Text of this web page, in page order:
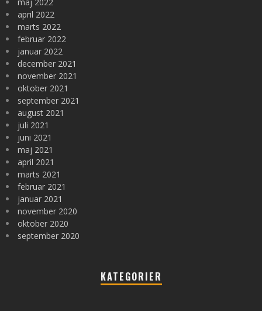
april 2022
marts 2022
februar 2022
januar 2022
december 2021
november 2021
oktober 2021
september 2021
august 2021
juli 2021
juni 2021
maj 2021
april 2021
marts 2021
februar 2021
januar 2021
november 2020
oktober 2020
september 2020
KATEGORIER